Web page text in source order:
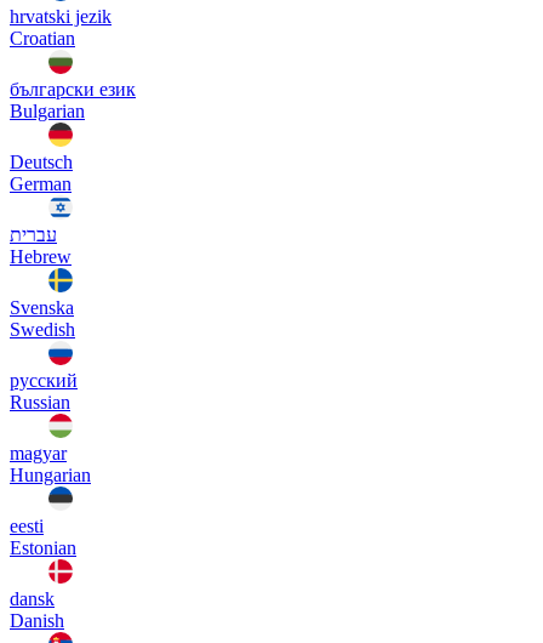
hrvatski jezik
Croatian
български език
Bulgarian
Deutsch
German
עברית
Hebrew
Svenska
Swedish
русский
Russian
magyar
Hungarian
eesti
Estonian
dansk
Danish